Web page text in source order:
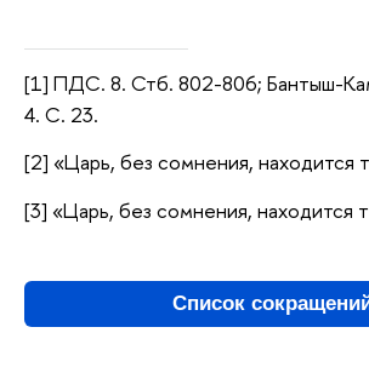
[1] ПДС. 8. Стб. 802-806; Бантыш-
4. С. 23.
[2] «Царь, без сомнения, находится
[3] «Царь, без сомнения, находится
Список